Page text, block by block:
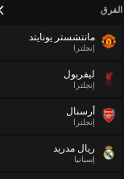
الفرق
مانتشستر يونايتد
إنجلترا
ليفربول
إنجلترا
أرسنال
إنجلترا
ريال مدريد
إسبانيا